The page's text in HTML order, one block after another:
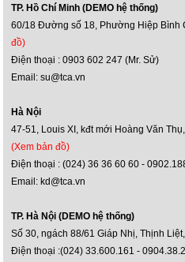
TP. Hồ Chí Minh (DEMO hệ thống)
60/18 Đường số 18, Phường Hiệp Bình
đồ)
Điện thoại : 0903 602 247 (Mr. Sử)
Email: su@tca.vn
Hà Nội
47-51, Louis XI, kđt mới Hoàng Văn
(Xem bản đồ)
Điện thoại : (024) 36 36 60 60 -
Email: kd@tca.vn
TP. Hà Nội (DEMO hệ thống)
Số 30, ngách 88/61 Giáp Nhị, Thịnh
Điện thoại :(024) 33.600.161 -